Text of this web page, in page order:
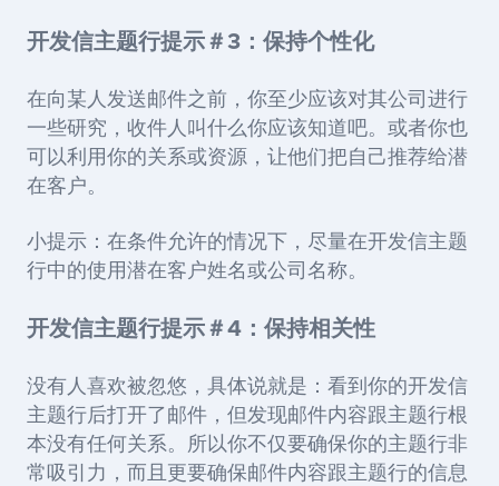
开发信主题行提示＃3：保持个性化
在向某人发送邮件之前，你至少应该对其公司进行
一些研究，收件人叫什么你应该知道吧。或者你也
可以利用你的关系或资源，让他们把自己推荐给潜
在客户。
小提示：在条件允许的情况下，尽量在开发信主题
行中的使用潜在客户姓名或公司名称。
开发信主题行提示＃4：保持相关性
没有人喜欢被忽悠，具体说就是：看到你的开发信
主题行后打开了邮件，但发现邮件内容跟主题行根
本没有任何关系。所以你不仅要确保你的主题行非
常吸引力，而且更要确保邮件内容跟主题行的信息